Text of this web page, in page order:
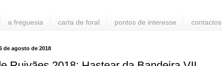
a freguesia carta de foral pontos de interesse contactos
de agosto de 2018